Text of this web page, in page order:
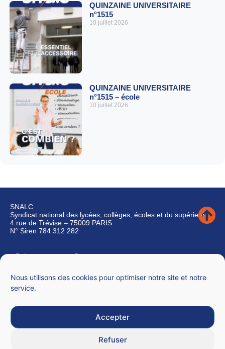
Nous utilisons des cookies pour optimiser notre site et notre
service.
Accepter
Refuser
QUINZAINE UNIVERSITAIRE
n°1515
10 juillet 2026
QUINZAINE UNIVERSITAIRE
n°1515 – école
10 juillet 2026
SNALC
Syndicat national des lycées, collèges, écoles et du supérieur
4 rue de Trévise – 75009 PARIS
N° Siren 784 312 282
Qui sommes-nous ?